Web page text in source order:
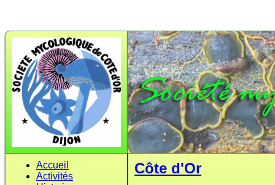
Accueil
Activités
Côte d'Or